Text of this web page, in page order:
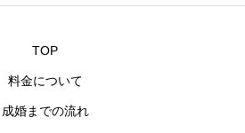
TOP
料金について
成婚までの流れ